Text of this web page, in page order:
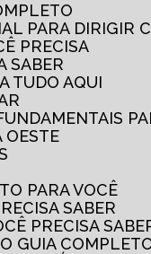
PARA DIRIGIR
PRECISA
SABER
TUDO AQUI
OESTE
PARA VOCÊ
SABER
PRECISA
GUIA